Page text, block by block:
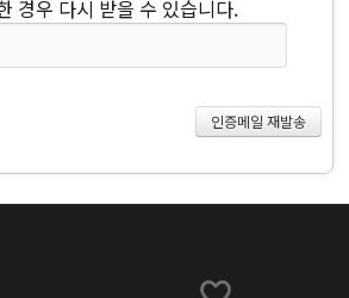
경우 다시 받을 수 있습니다.